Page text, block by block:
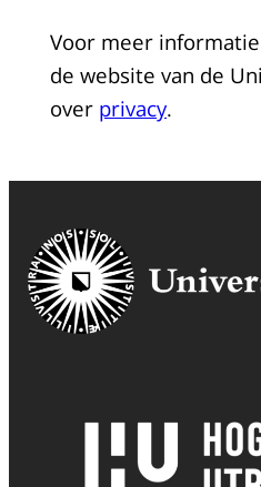
Voor meer
de website van de
over privacy.